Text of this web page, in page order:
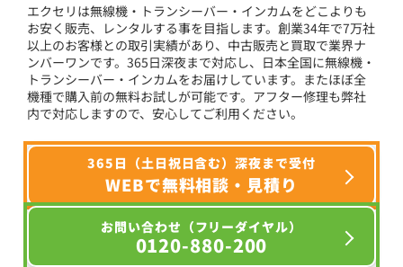
エクセリは無線機・トランシーバー・インカムをどこよりも
お安く販売、レンタルする事を目指します。創業34年で7万社
以上のお客様との取引実績があり、中古販売と買取で業界ナ
ンバーワンです。365日深夜まで対応し、日本全国に無線機・
トランシーバー・インカムをお届けしています。またほぼ全
機種で購入前の無料お試しが可能です。アフター修理も弊社
内で対応しますので、安心してご利用ください。
365日（土日祝日含む）深夜まで受付
WEBで無料相談・見積り
お問い合わせ（フリーダイヤル）
0120-880-200